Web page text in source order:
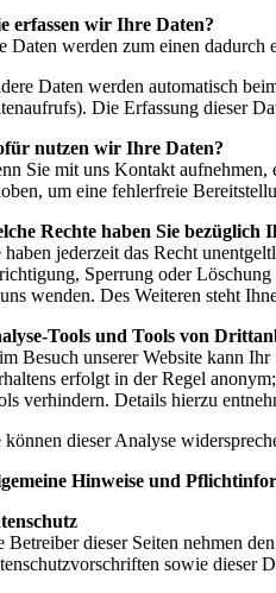
erfassen wir Ihre Daten?
Daten werden zum einen dadurch
Daten werden automatisch
Die Erfassung dieser
nutzen wir Ihre Daten?
Sie mit uns Kontakt
um eine fehlerfreie
Rechte haben Sie bezüglich
haben jederzeit das Recht
Sperrung oder
wenden. Des Weiteren steht
Tools und Tools von
Besuch unserer Website kann
erfolgt in der Regel
verhindern. Details hierzu
können dieser Analyse
Hinweise und
Betreiber dieser Seiten nehmen
sowie dieser